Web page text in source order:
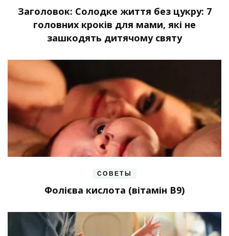
Заголовок: Солодке життя без цукру: 7
головних кроків для мами, які не
зашкодять дитячому святу
СОВЕТЫ
Фолієва кислота (вітамін В9)